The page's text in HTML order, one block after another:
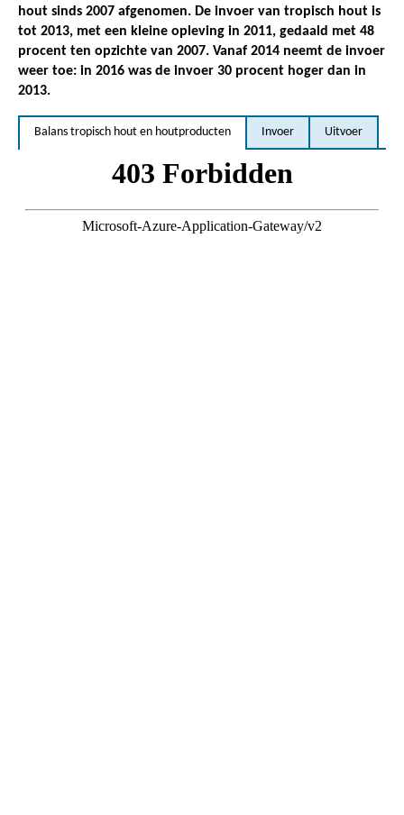
hout sinds 2007 afgenomen. De invoer van tropisch hout is
tot 2013, met een kleine opleving in 2011, gedaald met 48
procent ten opzichte van 2007. Vanaf 2014 neemt de invoer
weer toe: in 2016 was de invoer 30 procent hoger dan in
2013.
Balans tropisch hout en houtproducten Invoer Uitvoer